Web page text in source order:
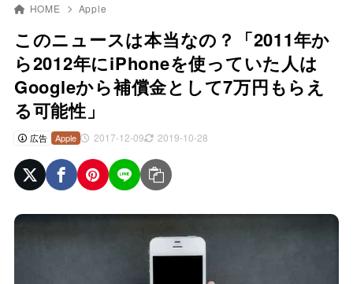
HOME Apple
このニュースは本当なの？「2011年か
ら2012年にiPhoneを使っていた人は
Googleから補償金として7万円もらえ
る可能性」
広告 2017-12-09 2019-10-28
Apple